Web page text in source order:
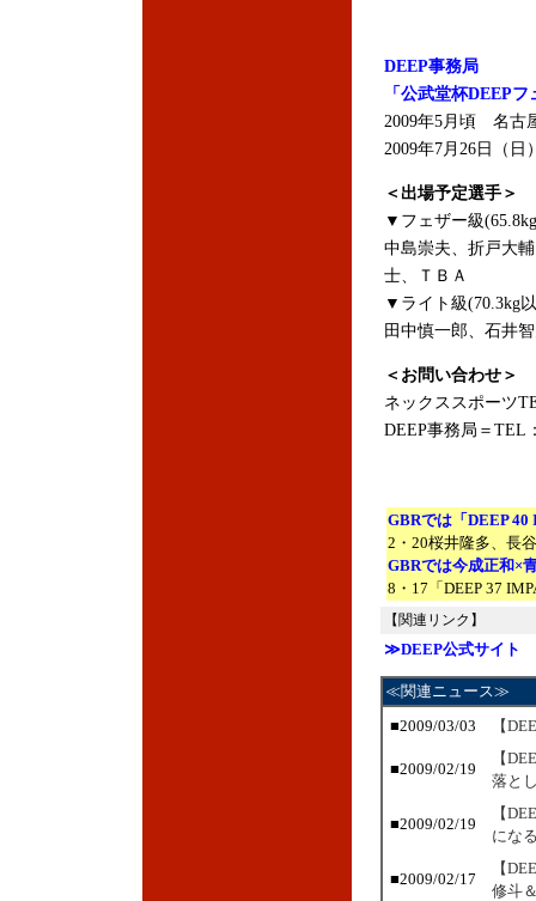
DEEP事務局
「公武堂杯DEEP
2009年5月頃 名古
2009年7月26日（日
＜出場予定選手＞
▼フェザー級
中島崇夫、折戸大
士、ＴＢＡ
▼ライト級(70.3kg
田中慎一郎、石井
＜お問い合わせ＞
ネックススポーツ
DEEP事務局＝TEL
GBRでは「DEEP
2・20桜井隆多、長
GBRでは今成正和×
8・17「DEEP 37
【関連リンク】
≫DEEP公式サイト
≪関連ニュース≫
■2009/03/03
【
■2009/02/19
【
落と
■2009/02/19
【
にな
■2009/02/17
【
修斗